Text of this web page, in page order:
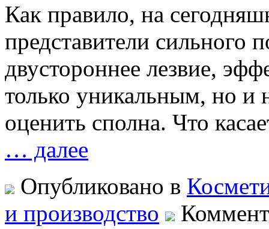
Как правило, на
представители сильного
двустороннее лезвие,
только уникальным, но и
оценить сполна. Что
… далее
Опубликовано в
и производство